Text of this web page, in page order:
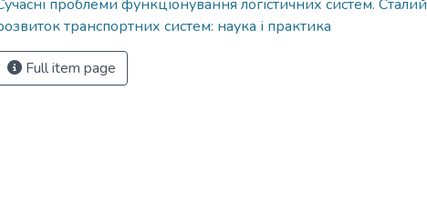
проблеми функціонування логістичних систем. Сталий
транспортних систем: наука і практика
Full item page